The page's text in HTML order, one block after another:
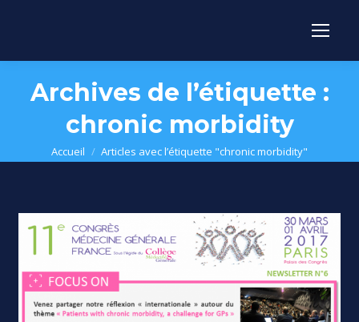
Archives de l’étiquette :
chronic morbidity
Vous êtes ici :
Accueil Articles avec l’étiquette "chronic morbidity"